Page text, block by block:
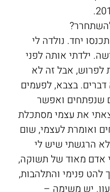
יחד. נולדה לי
ילדתי אותה לפני
לפרוש, אבל זה לא
דברים. בצבא, לפעמים
שנפתחים ואפשר
את עצמי מסתכלת
ואומרת לעצמי, שום
הרגשתי שיש לי
אדם מאוד של תשוקה,
להט פנימי והתלהבות,
יש משימה –